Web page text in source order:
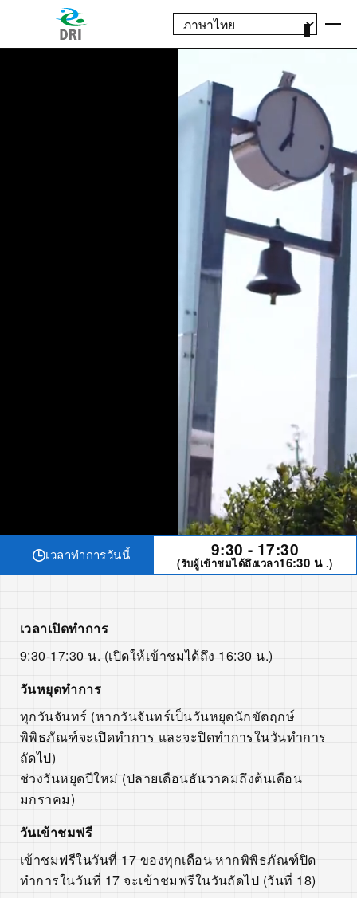
เวลาทำการวันนี้ 9:30 - 17:30
(รับผู้เข้าชมได้ถึงเวลา16:30 น.)
เวลาเปิดทำการ
9:30-17:30 น. (เปิดให้เข้าชมได้ถึง 16:30 น.)
วันหยุดทำการ
ทุกวันจันทร์ (หากวันจันทร์เป็นวันหยุดนักขัตฤกษ์
พิพิธภัณฑ์จะเปิดทำการ และจะปิดทำการในวันทำการ
ถัดไป)
ช่วงวันหยุดปีใหม่ (ปลายเดือนธันวาคมถึงต้นเดือน
มกราคม)
วันเข้าชมฟรี
เข้าชมฟรีในวันที่ 17 ของทุกเดือน หากพิพิธภัณฑ์ปิด
ทำการในวันที่ 17 จะเข้าชมฟรีในวันถัดไป (วันที่ 18)